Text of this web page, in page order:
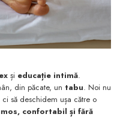
și educație intimă.
din păcate, un tabu. Noi nu
să deschidem ușa către o
confortabil și fără